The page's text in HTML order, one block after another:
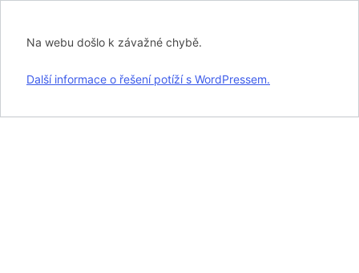
Na webu došlo k závažné chybě.
Další informace o řešení potíží s WordPressem.